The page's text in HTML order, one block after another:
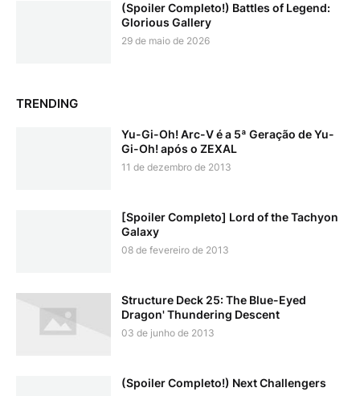
(Spoiler Completo!) Battles of Legend:
Glorious Gallery
29 de maio de 2026
TRENDING
Yu-Gi-Oh! Arc-V é a 5ª Geração de Yu-
Gi-Oh! após o ZEXAL
11 de dezembro de 2013
[Spoiler Completo] Lord of the Tachyon
Galaxy
08 de fevereiro de 2013
Structure Deck 25: The Blue-Eyed
Dragon' Thundering Descent
03 de junho de 2013
(Spoiler Completo!) Next Challengers